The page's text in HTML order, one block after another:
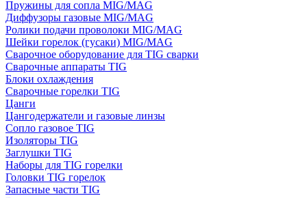
Пружины для сопла MIG/MAG
Диффузоры газовые MIG/MAG
Ролики подачи проволоки MIG/MAG
Шейки горелок (гусаки) MIG/MAG
Сварочное оборудование для TIG сварки
Сварочные аппараты TIG
Блоки охлаждения
Сварочные горелки TIG
Цанги
Цангодержатели и газовые линзы
Сопло газовое TIG
Изоляторы TIG
Заглушки TIG
Наборы для TIG горелки
Головки TIG горелок
Запасные части TIG